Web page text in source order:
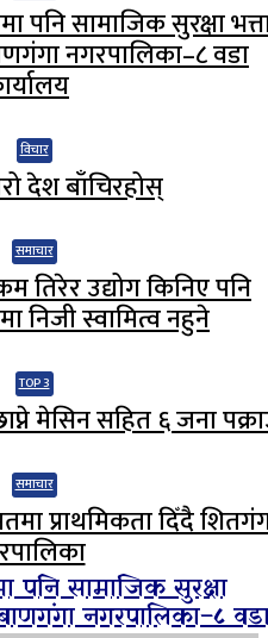
पनि सामाजिक सुरक्षा
नगरपालिका–८ वडा
विचार
देश बाँचिरहोस्
समाचार
तिरेर उद्योग किनिए पनि
निजी स्वामित्व नहुने
TOP 3
मेसिन सहित ६ जना
समाचार
प्राथमिकता दिँदै
पनि सामाजिक सुरक्षा
नगरपालिका–८